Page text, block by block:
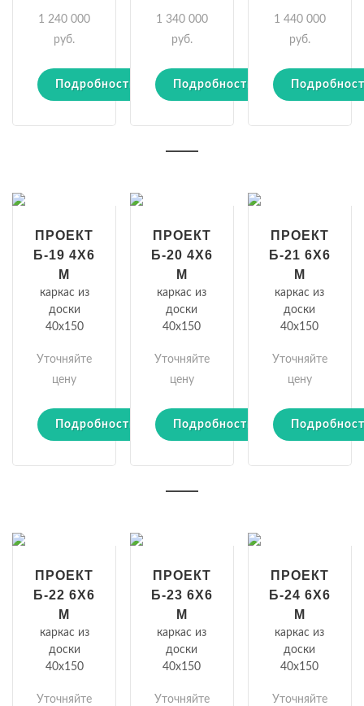
1 240 000
руб.
Подробности
1 340 000
руб.
Подробности
1 440 000
руб.
ПРОЕКТ
Б-19 4Х6
М
каркас из
доски
40х150
Уточняйте
цену
Подробности
ПРОЕКТ
Б-20 4Х6
М
каркас из
доски
40х150
Уточняйте
цену
Подробности
ПРОЕКТ
Б-21 6Х6
М
каркас из
доски
40х150
Уточняйте
цену
ПРОЕКТ
Б-22 6Х6
М
каркас из
доски
40х150
Уточняйте
ПРОЕКТ
Б-23 6Х6
М
каркас из
доски
40х150
Уточняйте
ПРОЕКТ
Б-24 6Х6
М
каркас из
доски
40х150
Уточняйте